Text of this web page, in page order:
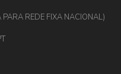
REDE FIXA NACIONAL)